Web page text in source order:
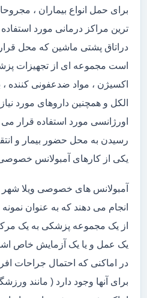
برای حمل انواع بیماران ،
ترین مراکز درمانی مورد
دراتاق پشتی ماشین که محل
است مجموعه ای از تجهیزات
اکسیژن ، مواد ضدعفونی کننده ،
الکل و همچنین داروهای مورد
اورژانسی مورد استفاده قرار می
رسیدن به محل حضور بیمار و
یکی از کارهای آمبولانس
آمبولانس های خصوصی ویلا
انجام می دهند که به عنوان نمونه
از یک مجموعه پزشکی به یک
یک عمل و یا یک آزمایش خاص
در اماکنی که احتمال جراحات
برای آنها وجود دارد ( مانند